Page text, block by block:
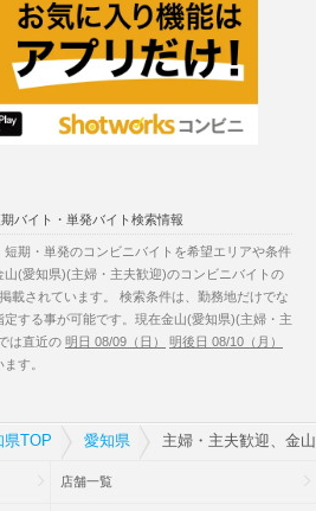
バイト・単発バイト検索情報
期・単発のコンビニバイトを希望エリアや条件
(愛知県)(主婦・主夫歓迎)のコンビニバイトの
載されています。 検索条件は、勤務地だけでな
定する事が可能です。現在金山(愛知県)(主婦・主
は直近の 明日 08/09（日）
明後日 08/10（月）
す。
県TOP 愛知県 主婦・主夫歓迎、金
店舗一覧